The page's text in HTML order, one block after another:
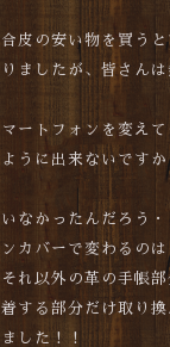
皮の安い物を買う
ましたが、皆さんは
ートフォンを変え
うに出来ないですか
なかったんだろう・
カバーで変わるの
れ以外の革の手帳
する部分だけ取り
した！！